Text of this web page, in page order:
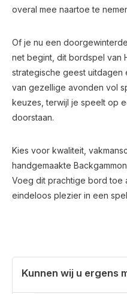
overal mee naartoe te
Of je nu een
net begint, dit bordspel van
strategische geest uitdagen
van gezellige avonden vol
keuzes, terwijl je speelt op
doorstaan.
Kies voor kwaliteit,
handgemaakte
Voeg dit prachtige bord toe
eindeloos plezier in een
Kunnen wij u ergens